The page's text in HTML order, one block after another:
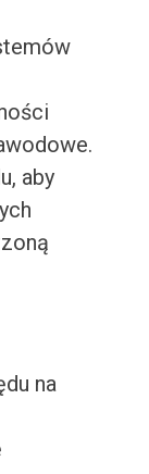
aby
na